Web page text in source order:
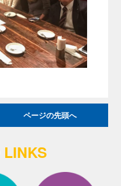
ページの先頭へ
LINKS